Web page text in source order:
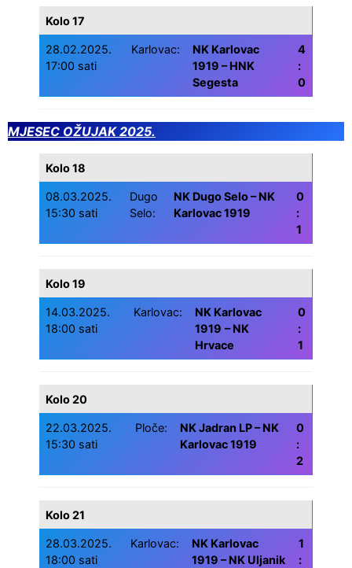
Kolo 17
28.02.2025.
17:00 sati
Karlovac:
NK Karlovac
1919 – HNK
Segesta
4
:
0
MJESEC OŽUJAK 2025.
Kolo 18
08.03.2025.
15:30 sati
Dugo
Selo:
NK Dugo Selo – NK
Karlovac 1919
0
:
1
Kolo 19
14.03.2025.
18:00 sati
Karlovac:
NK Karlovac
1919 – NK
Hrvace
0
:
1
Kolo 20
22.03.2025.
15:30 sati
Ploče:
NK Jadran LP – NK
Karlovac 1919
0
:
2
Kolo 21
28.03.2025.
18:00 sati
Karlovac:
NK Karlovac
1919 – NK Uljanik
1
: